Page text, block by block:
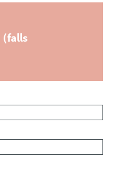
(falls